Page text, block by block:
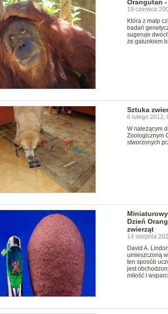
Orangutan
19 czerwca
Która z małp
badań
sugeruje
że gatunkiem
Sztuka
6 lutego 2012,
W należącym
Zoologicznym
stworzonych
Miniaturowy
Dzień
zwierząt
14 sierpnia
David A.
umieszczoną
ten sposób
jest
miłość i